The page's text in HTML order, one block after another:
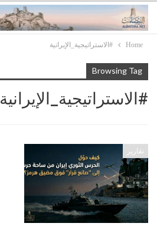
Home #الاستراتيجية_الإيرانية
Browsing Tag
#الاستراتيجية_الإيرانية
تقارير